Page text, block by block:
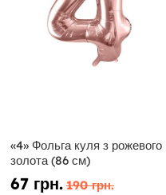
«4» Фольга куля з рожевого
золота (86 см)
67 грн. 190 грн.